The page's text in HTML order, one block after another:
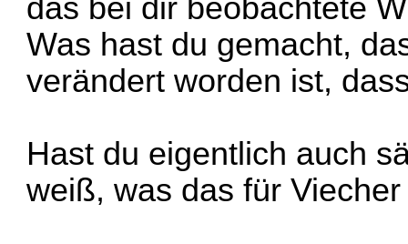
das bei dir beobachtete
Was hast du gemacht,
verändert worden ist,
Hast du eigentlich auch
weiß, was das für